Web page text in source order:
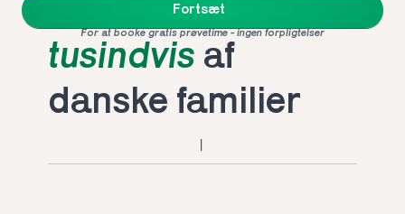
Fortsæt
For at booke gratis prøvetime - ingen forpligtelser
tusindvis af
danske familier